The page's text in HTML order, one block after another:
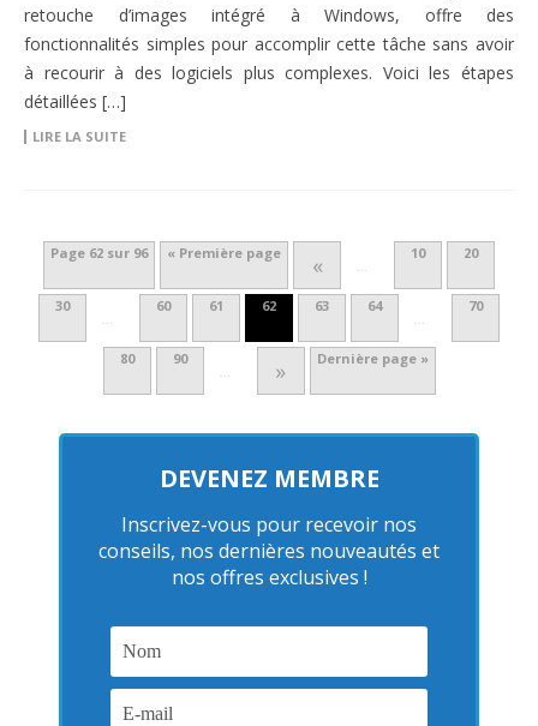
retouche d’images intégré à Windows, offre des
fonctionnalités simples pour accomplir cette tâche sans avoir
à recourir à des logiciels plus complexes. Voici les étapes
détaillées […]
LIRE LA SUITE
Page 62 sur 96 « Première page « …
10 20
30
…
60 61 62 63 64
…
70
80 90
… » Dernière page »
DEVENEZ MEMBRE
Inscrivez-vous pour recevoir nos
conseils, nos dernières nouveautés et
nos offres exclusives !